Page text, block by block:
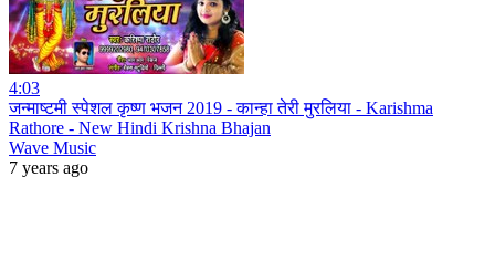
4:03
जन्माष्टमी स्पेशल कृष्ण भजन 2019 - कान्हा तेरी मुरलिया - Karishma
Rathore - New Hindi Krishna Bhajan
Wave Music
7 years ago